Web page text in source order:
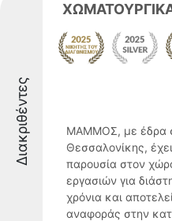
Διακριθέντες
ΜΑΜΜΟΣ, με έδρα
Θεσσαλονίκης,
παρουσία στον
εργασιών για
χρόνια και
αναφοράς στην